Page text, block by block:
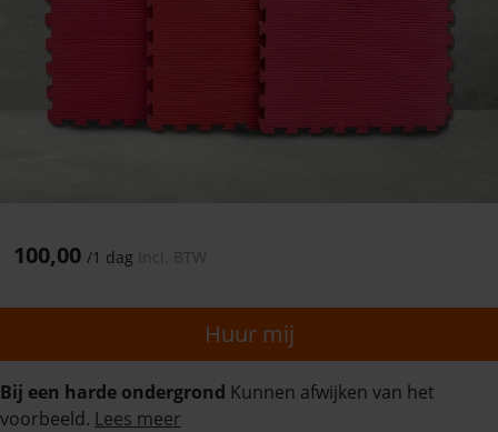
100,00 /1 dag Incl. BTW
Huur mij
Bij een harde ondergrond Kunnen afwijken van het
voorbeeld. Lees meer